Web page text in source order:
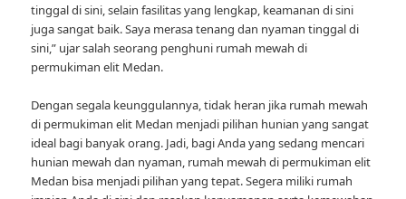
tinggal di sini, selain fasilitas yang lengkap, keamanan di sini
juga sangat baik. Saya merasa tenang dan nyaman tinggal di
sini,” ujar salah seorang penghuni rumah mewah di
permukiman elit Medan.
Dengan segala keunggulannya, tidak heran jika rumah mewah
di permukiman elit Medan menjadi pilihan hunian yang sangat
ideal bagi banyak orang. Jadi, bagi Anda yang sedang mencari
hunian mewah dan nyaman, rumah mewah di permukiman elit
Medan bisa menjadi pilihan yang tepat. Segera miliki rumah